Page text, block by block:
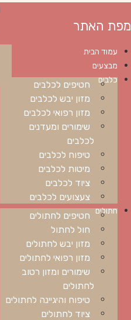
מפת האתר
עמוד הבית
מבצעים
כלבים
חטיפים לכלבים
מזון יבש לכלבים
מזון רפואי לכלבים
שימורים ומעדנים
לכלבים
טיפוח לכלבים
מיטות לכלבים
ציוד לכלבים
צעצועים לכלבים
חתולים חטיפים לחתולים
חול לחתול
מזון יבש לחתולים
מזון רפואי לחתולים
שימורים ומזון רטוב
לחתולים
טיפוח והיגיינה לחתולים
ציוד לחתולים